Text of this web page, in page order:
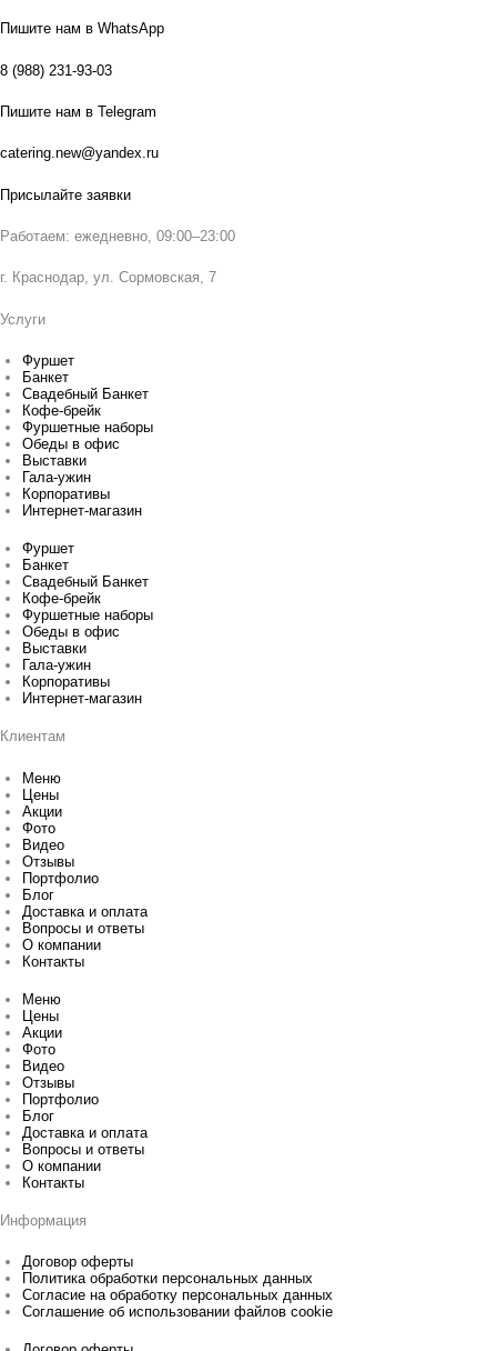
Пишите нам в WhatsApp
8 (988) 231-93-03
Пишите нам в Telegram
catering.new@yandex.ru
Присылайте заявки
Работаем: ежедневно, 09:00–23:00
г. Краснодар, ул. Сормовская, 7
Услуги
Фуршет
Банкет
Свадебный Банкет
Кофе-брейк
Фуршетные наборы
Обеды в офис
Выставки
Гала-ужин
Корпоративы
Интернет-магазин
Фуршет
Банкет
Свадебный Банкет
Кофе-брейк
Фуршетные наборы
Обеды в офис
Выставки
Гала-ужин
Корпоративы
Интернет-магазин
Клиентам
Меню
Цены
Акции
Фото
Видео
Отзывы
Портфолио
Блог
Доставка и оплата
Вопросы и ответы
О компании
Контакты
Меню
Цены
Акции
Фото
Видео
Отзывы
Портфолио
Блог
Доставка и оплата
Вопросы и ответы
О компании
Контакты
Информация
Договор оферты
Политика обработки персональных данных
Согласие на обработку персональных данных
Соглашение об использовании файлов cookie